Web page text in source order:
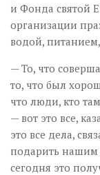
и Фонда святой
организации
водой,
— То, что
то, что был
что люди, кто
— вот это все,
это все дела,
подарить нашим
сегодня это